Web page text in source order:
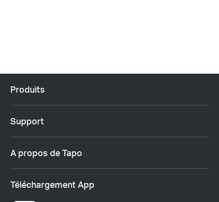
Produits
Support
A propos de Tapo
Téléchargement App